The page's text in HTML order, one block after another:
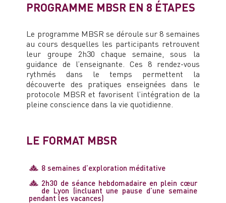
PROGRAMME MBSR EN 8 ÉTAPES
Le programme MBSR se déroule sur 8 semaines
au cours desquelles les participants retrouvent
leur groupe 2h30 chaque semaine, sous la
guidance de l’enseignante. Ces 8 rendez-vous
rythmés dans le temps permettent la
découverte des pratiques enseignées dans le
protocole MBSR et favorisent l’intégration de la
pleine conscience dans la vie quotidienne.
LE FORMAT MBSR
8 semaines d’exploration méditative
2h30 de séance hebdomadaire en plein cœur
de Lyon (incluant une pause d’une semaine
pendant les vacances)